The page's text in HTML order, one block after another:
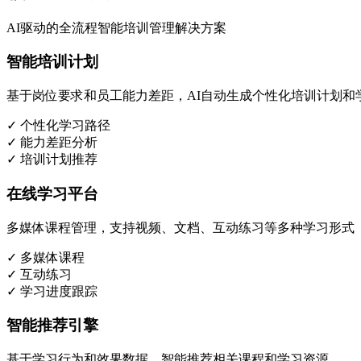
AI驱动的全流程智能培训管理解决方案
智能培训计划
基于岗位要求和员工能力差距，AI自动生成个性化培训计划和
✓ 个性化学习路径
✓ 能力差距分析
✓ 培训计划推荐
在线学习平台
多媒体课程管理，支持视频、文档、互动练习等多种学习形式
✓ 多媒体课程
✓ 互动练习
✓ 学习进度跟踪
智能推荐引擎